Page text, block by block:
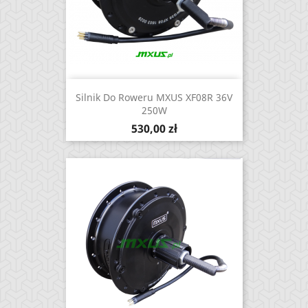
Silnik Do Roweru MXUS XF08R 36V
250W
Cena
530,00 zł